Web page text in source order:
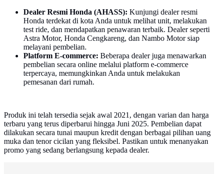
Dealer Resmi Honda (AHASS): Kunjungi dealer resmi
Honda terdekat di kota Anda untuk melihat unit, melakukan
test ride, dan mendapatkan penawaran terbaik. Dealer seperti
Astra Motor, Honda Cengkareng, dan Nambo Motor siap
melayani pembelian.
Platform E-commerce: Beberapa dealer juga menawarkan
pembelian secara online melalui platform e-commerce
terpercaya, memungkinkan Anda untuk melakukan
pemesanan dari rumah.
Produk ini telah tersedia sejak awal 2021, dengan varian dan harga
terbaru yang terus diperbarui hingga Juni 2025. Pembelian dapat
dilakukan secara tunai maupun kredit dengan berbagai pilihan uang
muka dan tenor cicilan yang fleksibel. Pastikan untuk menanyakan
promo yang sedang berlangsung kepada dealer.